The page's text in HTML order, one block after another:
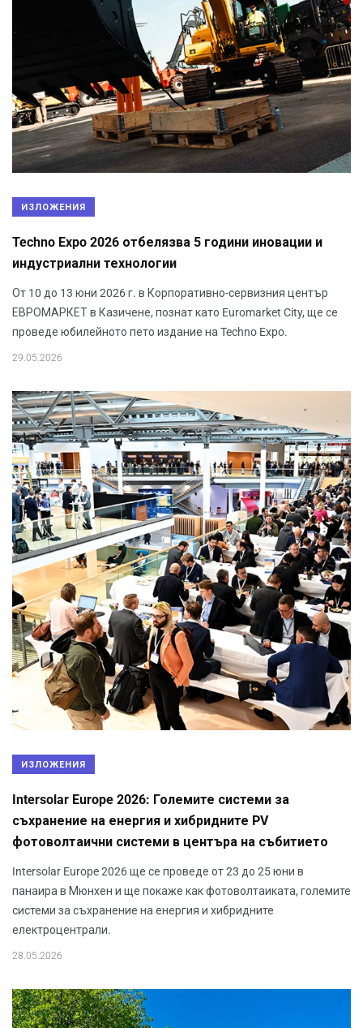
ИЗЛОЖЕНИЯ
Techno Expo 2026 отбелязва 5 години иновации и
индустриални технологии
От 10 до 13 юни 2026 г. в Корпоративно-сервизния център
ЕВРОМАРКЕТ в Казичене, познат като Euromarket City, ще се
проведе юбилейното пето издание на Techno Expo.
29.05.2026
ИЗЛОЖЕНИЯ
Intersolar Europe 2026: Големите системи за
съхранение на енергия и хибридните PV
фотоволтаични системи в центъра на събитието
Intersolar Europe 2026 ще се проведе от 23 до 25 юни в
панаира в Мюнхен и ще покаже как фотоволтаиката, големите
системи за съхранение на енергия и хибридните
електроцентрали.
28.05.2026